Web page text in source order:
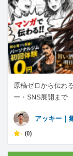
原稿ゼロから伝わ
ー・SNS展開まで
アッキー｜
- (0)